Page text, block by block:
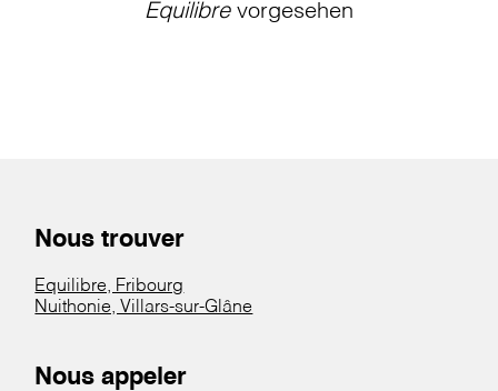
Equilibrevorgesehen
Nous trouver
Equilibre, Fribourg
Nuithonie, Villars-sur-Glâne
Nous appeler